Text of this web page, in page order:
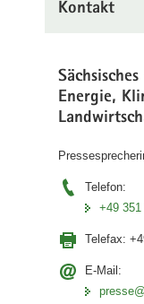
Kontakt
Energie,
Telefon:
+49 351
Telefax:
E-Mail: